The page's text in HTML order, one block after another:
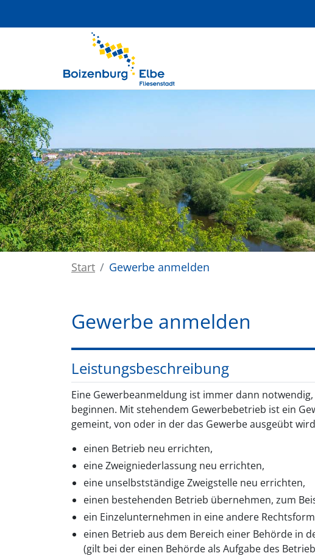
Start Gewerbe anmelden
Gewerbe anmelden
Leistungsbeschreibung
Eine Gewerbeanmeldung ist immer dann
beginnen. Mit stehendem Gewerbebetrieb ist ein
gemeint, von oder in der das Gewerbe ausgeübt
einen Betrieb neu errichten,
eine Zweigniederlassung neu errichten,
eine unselbstständige Zweigstelle neu errichten,
einen bestehenden Betrieb übernehmen, zum
ein Einzelunternehmen in eine andere
einen Betrieb aus dem Bereich einer Behörde in
(gilt bei der einen Behörde als Aufgabe des